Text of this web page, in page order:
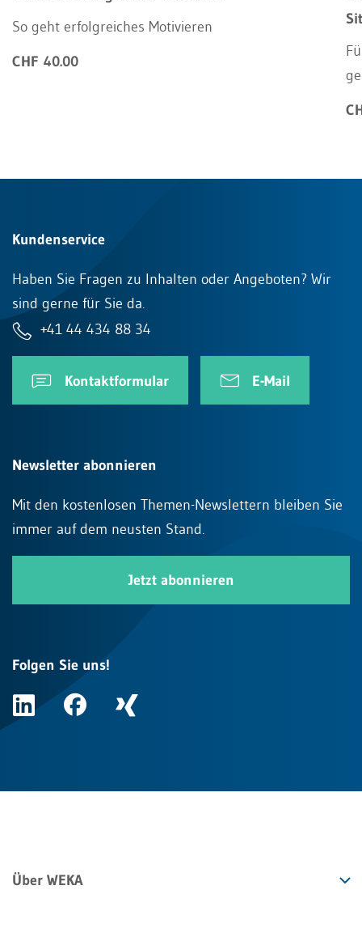
So geht erfolgreiches Motivieren
CHF 40.00
Kundenservice
Haben Sie Fragen zu Inhalten oder Angeboten? Wir
sind gerne für Sie da.
+41 44 434 88 34
Kontaktformular E-Mail
Newsletter abonnieren
Mit den kostenlosen Themen-Newslettern bleiben Sie
immer auf dem neusten Stand.
Jetzt abonnieren
Folgen Sie uns!
Über WEKA